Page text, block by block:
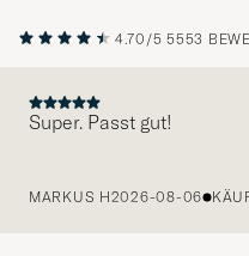
4.70/5 5553
Super. Passt gut!
MARKUS H2026-08-06